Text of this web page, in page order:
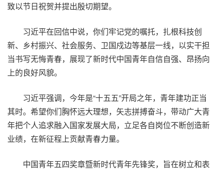
致以节日祝贺并提出殷切期望。
习近平在回信中说，你们牢记党的嘱托，扎根科技创
新、乡村振兴、社会服务、卫国戍边等基层一线，以实干担
当书写无悔青春，展现了新时代中国青年自信自强、昂扬向
上的良好风貌。
习近平强调，今年是“十五五”开局之年，青年建功正当
其时。希望你们胸怀远大理想，矢志拼搏奋斗，带动广大青
年把个人追求融入国家发展大局，立足各自岗位不断创造新
业绩，在新征程上贡献青春力量。
中国青年五四奖章暨新时代青年先锋奖，旨在树立和表